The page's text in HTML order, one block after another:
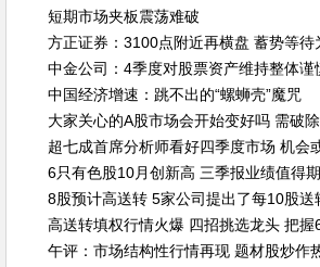
短期市场夹板震荡难破
方正证券：3100点附近再横盘 蓄势等待
中金公司：4季度对股票资产维持整体谨
中国经济增速：跳不出的“螺蛳壳”魔咒
大家关心的A股市场会开始变好吗 需破除
超七成首席分析师看好四季度市场 机会
6只有色股10月创新高 三季报业绩值得
8股预计高送转 5家公司提出了每10股送
高送转填权行情火爆 四招挑选龙头 把握
午评：市场结构性行情再现 题材股炒作